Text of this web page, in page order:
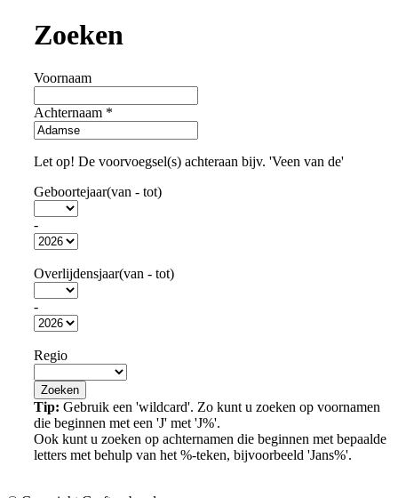
Zoeken
Voornaam
Achternaam *
Let op! De voorvoegsel(s) achteraan bijv. 'Veen van de'
Geboortejaar(van - tot)
-
Overlijdensjaar(van - tot)
-
Regio
Tip: Gebruik een 'wildcard'. Zo kunt u zoeken op voornamen
die beginnen met een 'J' met 'J%'.
Ook kunt u zoeken op achternamen die beginnen met bepaalde
letters met behulp van het %-teken, bijvoorbeeld 'Jans%'.